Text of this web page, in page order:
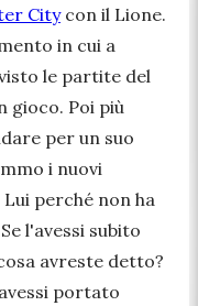
Citycon il Lione.
in cui a
le partite del
gioco. Poi più
per un suo
i nuovi
perché non ha
l'avessi subito
avreste detto?
portato